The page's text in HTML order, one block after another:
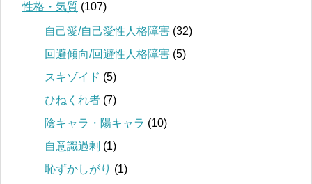
性格・気質 (107)
自己愛/自己愛性人格障害 (32)
回避傾向/回避性人格障害 (5)
スキゾイド (5)
ひねくれ者 (7)
陰キャラ・陽キャラ (10)
自意識過剰 (1)
恥ずかしがり (1)